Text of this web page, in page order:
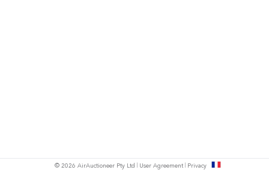
© 2026 AirAuctioneer Pty Ltd User Agreement Privacy